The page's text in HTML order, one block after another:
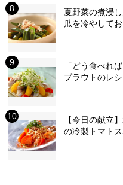
夏野菜の煮浸
瓜を冷やして
「どう食べれ
プラウトのレ
【今日の献立
の冷製トマトス